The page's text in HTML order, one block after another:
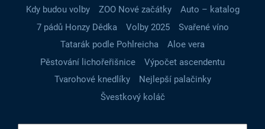
Kdy budou volby
ZOO Nové začátky
Auto – katalog
7 pádů Honzy Dědka
Volby 2025
Svařené víno
Tatarák podle Pohlreicha
Aloe vera
Pěstování lichořeřišnice
Výpočet ascendentu
Tvarohové knedlíky
Nejlepší palačinky
Švestkový koláč